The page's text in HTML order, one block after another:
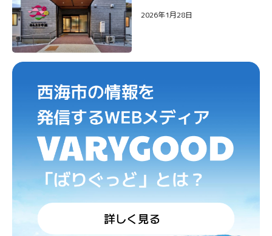
2026年1月28日